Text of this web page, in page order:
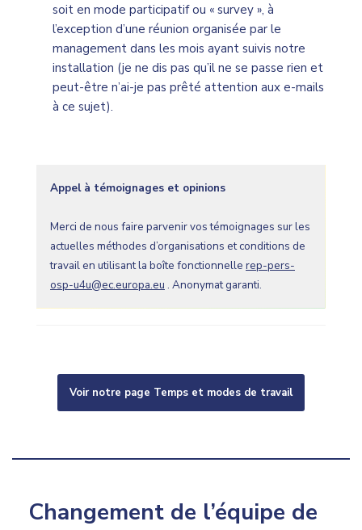
soit en mode participatif ou « survey », à
l’exception d’une réunion organisée par le
management dans les mois ayant suivis notre
installation (je ne dis pas qu’il ne se passe rien et
peut-être n’ai-je pas prêté attention aux e-mails
à ce sujet).
Appel à témoignages et opinions
Merci de nous faire parvenir vos témoignages sur les
actuelles méthodes d’organisations et conditions de
travail en utilisant la boîte fonctionnelle rep-pers-
osp-u4u@ec.europa.eu . Anonymat garanti.
Voir notre page Temps et modes de travail
Changement de l’équipe de